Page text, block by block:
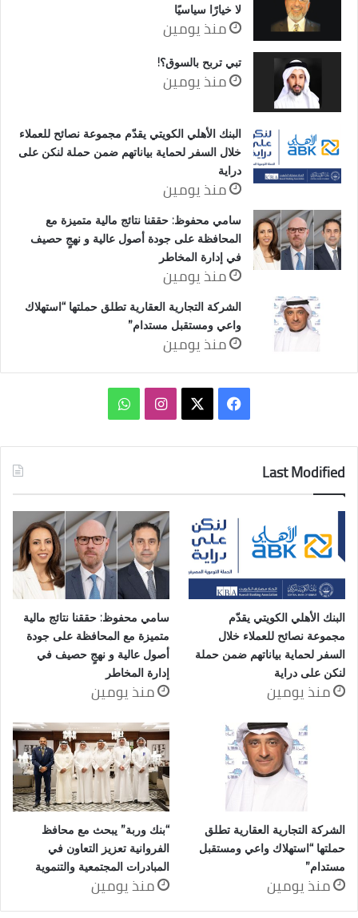
لا خيارًا سياسيًا
منذ يومين
تبي تربح بالسوق؟!
منذ يومين
البنك الأهلي الكويتي يقدّم مجموعة نصائح للعملاء
خلال السفر لحماية بياناتهم ضمن حملة لنكن على
دراية
منذ يومين
سامي محفوظ: حققنا نتائج مالية متميزة مع
المحافظة على جودة أصول عالية و نهجٍ حصيف
في إدارة المخاطر
منذ يومين
الشركة التجارية العقارية تطلق حملتها “استهلاك
واعي ومستقبل مستدام”
منذ يومين
فيسبوك انستقرامواتساب
Last Modified
البنك الأهلي الكويتي يقدّم
مجموعة نصائح للعملاء خلال
السفر لحماية بياناتهم ضمن حملة
لنكن على دراية
منذ يومين
سامي محفوظ: حققنا نتائج مالية
متميزة مع المحافظة على جودة
أصول عالية و نهجٍ حصيف في
إدارة المخاطر
منذ يومين
الشركة التجارية العقارية تطلق
حملتها “استهلاك واعي ومستقبل
مستدام”
منذ يومين
“بنك وربة” يبحث مع محافظ
الفروانية تعزيز التعاون في
المبادرات المجتمعية والتنموية
منذ يومين